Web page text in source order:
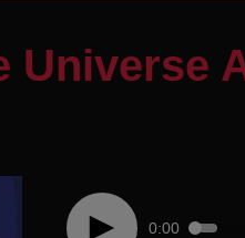
Universe
0:00